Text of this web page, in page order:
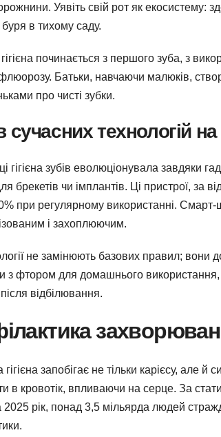
Уявіть свій рот як екосистему:
буря в тихому саду.
починається з першого зуба, з
Батьки, навчаючи малюків,
про чисті зубки.
сучасних технологій
гігієна зубів еволюціонувала завдяки
брекетів чи імплантів. Ці пристрої,
при регулярному використанні. Смарт-
і захоплюючим.
не замінюють базових правил;
з фтором для домашнього
відбілювання.
гігієна запобігає не тільки карієсу,
в кровотік, впливаючи на серце. За
2025 рік, понад 3,5 мільярда людей